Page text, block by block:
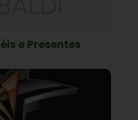
e Presentes